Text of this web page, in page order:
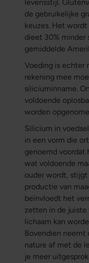
levensstijl.
de gebruikelijke
keuzes. Het
dieet 30% minder
gemiddelde
Voeding is echter
rekening mee
siliciuminname.
voldoende
worden
Silicium in
in een vorm die
genoemd voordat
wat voldoende
ouder wordt,
productie van
beïnvloedt het
zetten in de juiste
lichaam kan
Bovendien neemt
nature af met de
je meer